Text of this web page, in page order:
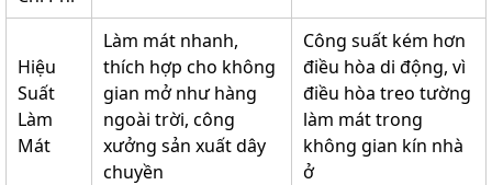
Hiệu
Suất
Làm
Mát
Làm mát nhanh,
thích hợp cho không
gian mở như hàng
ngoài trời, công
xưởng sản xuất dây
chuyền
Công suất kém hơn
điều hòa di động, vì
điều hòa treo tường
làm mát trong
không gian kín nhà
ở